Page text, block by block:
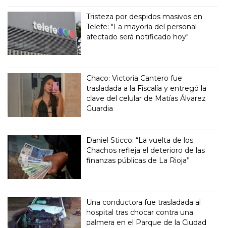
Tristeza por despidos masivos en
Telefe: "La mayoría del personal
afectado será notificado hoy"
Chaco: Victoria Cantero fue
trasladada a la Fiscalía y entregó la
clave del celular de Matías Álvarez
Guardia
Daniel Sticco: “La vuelta de los
Chachos refleja el deterioro de las
finanzas públicas de La Rioja”
Una conductora fue trasladada al
hospital tras chocar contra una
palmera en el Parque de la Ciudad